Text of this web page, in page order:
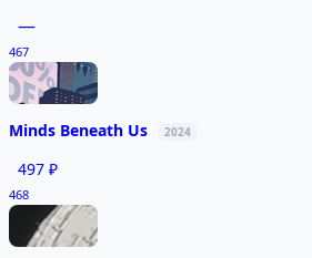
—
467
Minds Beneath Us 2024
497 ₽
468